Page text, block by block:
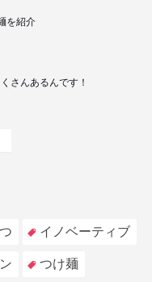
を紹介
さんあるんです！
イノベーティブ
つけ麺